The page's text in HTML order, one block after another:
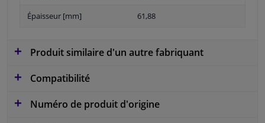
Épaisseur [mm] 61,88
Produit similaire d'un autre fabriquant
Compatibilité
Numéro de produit d'origine